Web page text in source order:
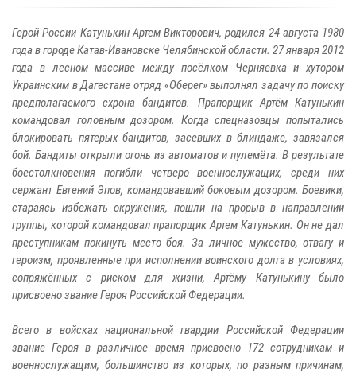
Герой России Катунькин Артем Викторович, родился 24 августа 1980
года в городе Катав-Ивановске Челябинской области. 27 января 2012
года в лесном массиве между посёлком Черняевка и хутором
Украинским в Дагестане отряд «Оберег» выполнял задачу по поиску
предполагаемого схрона бандитов. Прапорщик Артём Катунькин
командовал головным дозором. Когда спецназовцы попытались
блокировать пятерых бандитов, засевших в блиндаже, завязался
бой. Бандиты открыли огонь из автоматов и пулемёта. В результате
боестолкновения погибли четверо военнослужащих, среди них
сержант Евгений Эпов, командовавший боковым дозором. Боевики,
стараясь избежать окружения, пошли на прорыв в направлении
группы, которой командовал прапорщик Артем Катунькин. Он не дал
преступникам покинуть место боя. За личное мужество, отвагу и
героизм, проявленные при исполнении воинского долга в условиях,
сопряжённых с риском для жизни, Артёму Катунькину было
присвоено звание Героя Российской Федерации.
Всего в войсках национальной гвардии Российской Федерации
звание Героя в различное время присвоено 172 сотрудникам и
военнослужащим, большинство из которых, по разным причинам,